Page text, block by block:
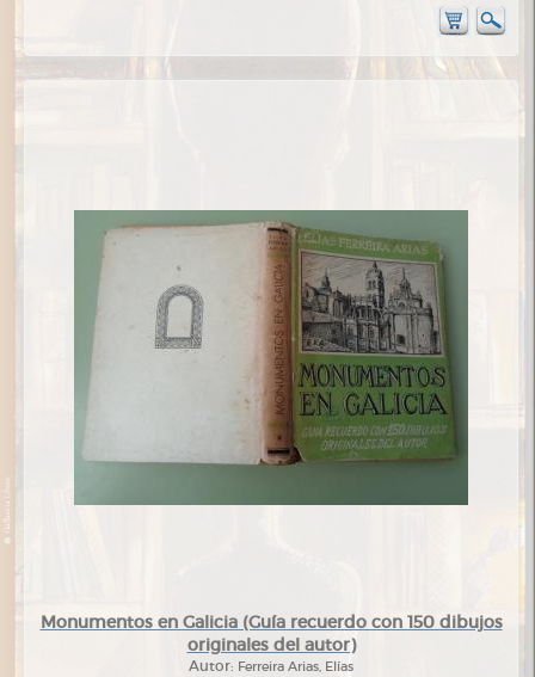
Monumentos en Galicia (Guía recuerdo con 150 dibujos
originales del autor)
Autor: Ferreira Arias, Elías